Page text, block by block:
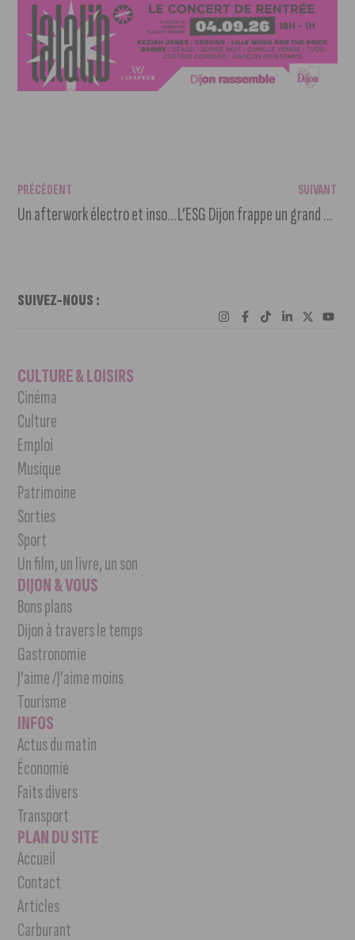
PRÉCÉDENT
Un afterwork électro et insolite s’installe au Passage du Désir !
SUIVANT
L’ESG Dijon frappe un grand coup et s’offre Djibril Cissé comme ambassadeur
SUIVEZ-NOUS :
CULTURE & LOISIRS
Cinéma
Culture
Emploi
Musique
Patrimoine
Sorties
Sport
Un film, un livre, un son
DIJON & VOUS
Bons plans
Dijon à travers le temps
Gastronomie
J’aime /J’aime moins
Tourisme
INFOS
Actus du matin
Économie
Faits divers
Transport
PLAN DU SITE
Accueil
Contact
Articles
Carburant